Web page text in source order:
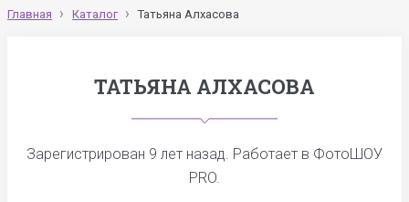
Главная Каталог Татьяна Алхасова
ТАТЬЯНА АЛХАСОВА
Зарегистрирован 9 лет назад. Работает в ФотоШОУ
PRO.